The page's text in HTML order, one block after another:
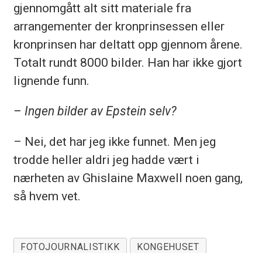
gjennomgått alt sitt materiale fra
arrangementer der kronprinsessen eller
kronprinsen har deltatt opp gjennom årene.
Totalt rundt 8000 bilder. Han har ikke gjort
lignende funn.
– Ingen bilder av Epstein selv?
– Nei, det har jeg ikke funnet. Men jeg
trodde heller aldri jeg hadde vært i
nærheten av Ghislaine Maxwell noen gang,
så hvem vet.
FOTOJOURNALISTIKK
KONGEHUSET